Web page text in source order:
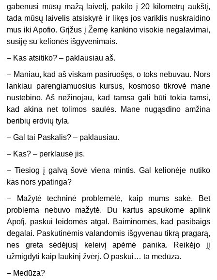
gabenusi mūsų mažą laivelį, pakilo į 20 kilometrų aukštį,
tada mūsų laivelis atsiskyrė ir likęs jos variklis nuskraidino
mus iki Apofio. Grįžus į Žemę kankino visokie negalavimai,
susiję su kelionės išgyvenimais.
– Kas atsitiko? – paklausiau aš.
– Maniau, kad aš viskam pasiruošęs, o toks nebuvau. Nors
lankiau parengiamuosius kursus, kosmoso tikrovė mane
nustebino. Aš nežinojau, kad tamsa gali būti tokia tamsi,
kad akina net tolimos saulės. Mane nugąsdino amžina
beribių erdvių tyla.
– Gal tai Paskalis? – paklausiau.
– Kas? – perklausė jis.
– Tiesiog į galvą šovė viena mintis. Gal kelionėje nutiko
kas nors ypatinga?
– Mažytė techninė problemėlė, kaip mums sakė. Bet
problema nebuvo mažytė. Du kartus apsukome aplink
Apofį, paskui leidomės atgal. Baiminomės, kad pasibaigs
degalai. Paskutinėmis valandomis išgyvenau tikrą pragarą,
nes greta sėdėjusį keleivį apėmė panika. Reikėjo jį
užmigdyti kaip laukinį žvėrį. O paskui… ta medūza.
– Medūza?